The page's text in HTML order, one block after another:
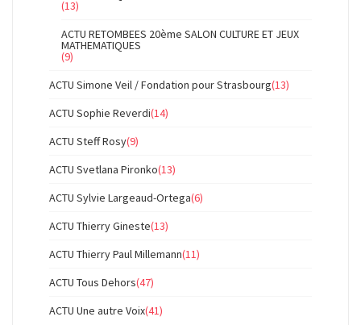
(13)
ACTU RETOMBEES 20ème SALON CULTURE ET JEUX
MATHEMATIQUES
(9)
ACTU Simone Veil / Fondation pour Strasbourg(13)
ACTU Sophie Reverdi(14)
ACTU Steff Rosy(9)
ACTU Svetlana Pironko(13)
ACTU Sylvie Largeaud-Ortega(6)
ACTU Thierry Gineste(13)
ACTU Thierry Paul Millemann(11)
ACTU Tous Dehors(47)
ACTU Une autre Voix(41)